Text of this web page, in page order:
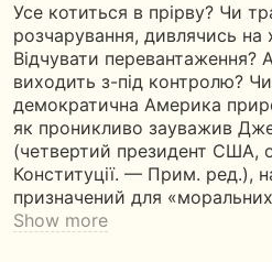
Усе котиться в прірву? Чи
розчарування, дивлячись на
Відчувати перевантаження?
виходить з-під контролю?
демократична Америка
як проникливо зауважив
(четвертий президент США,
Конституції. — Прим. ред.),
призначений для
Show more